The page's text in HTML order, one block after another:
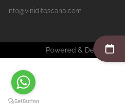
info@viniditoscana.com
Powered & Designed by